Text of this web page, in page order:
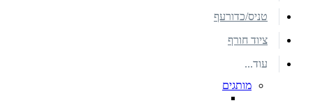
טניס/כדורעף
ציוד חורף
עוד...
מותגים